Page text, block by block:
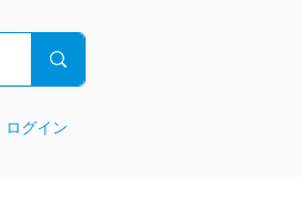
ログイン